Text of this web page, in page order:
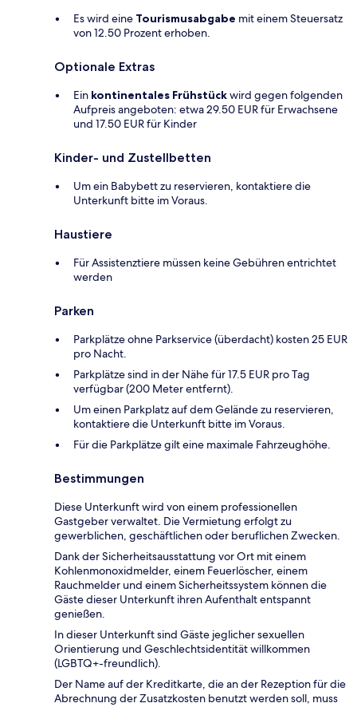
Es wird eine Tourismusabgabe mit einem Steuersatz
von 12.50 Prozent erhoben.
Optionale Extras
Ein kontinentales Frühstückwird gegen folgenden
Aufpreis angeboten: etwa 29.50 EUR für Erwachsene
und 17.50 EUR für Kinder
Kinder- und Zustellbetten
Um ein Babybett zu reservieren, kontaktiere die
Unterkunft bitte im Voraus.
Haustiere
Für Assistenztiere müssen keine Gebühren entrichtet
werden
Parken
Parkplätze ohne Parkservice (überdacht) kosten 25 EUR
pro Nacht.
Parkplätze sind in der Nähe für 17.5 EUR pro Tag
verfügbar (200 Meter entfernt).
Um einen Parkplatz auf dem Gelände zu reservieren,
kontaktiere die Unterkunft bitte im Voraus.
Für die Parkplätze gilt eine maximale Fahrzeughöhe.
Bestimmungen
Diese Unterkunft wird von einem professionellen
Gastgeber verwaltet. Die Vermietung erfolgt zu
gewerblichen, geschäftlichen oder beruflichen Zwecken.
Dank der Sicherheitsausstattung vor Ort mit einem
Kohlenmonoxidmelder, einem Feuerlöscher, einem
Rauchmelder und einem Sicherheitssystem können die
Gäste dieser Unterkunft ihren Aufenthalt entspannt
genießen.
In dieser Unterkunft sind Gäste jeglicher sexuellen
Orientierung und Geschlechtsidentität willkommen
(LGBTQ+-freundlich).
Der Name auf der Kreditkarte, die an der Rezeption für die
Abrechnung der Zusatzkosten benutzt werden soll, muss